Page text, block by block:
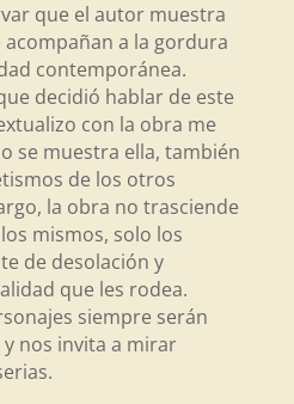
que el autor muestra
a la gordura
contemporánea.
decidió hablar de este
con la obra me
se muestra ella, también
de los otros
la obra no trasciende
mismos, solo los
de desolación y
que les rodea.
siempre serán
y nos invita a mirar